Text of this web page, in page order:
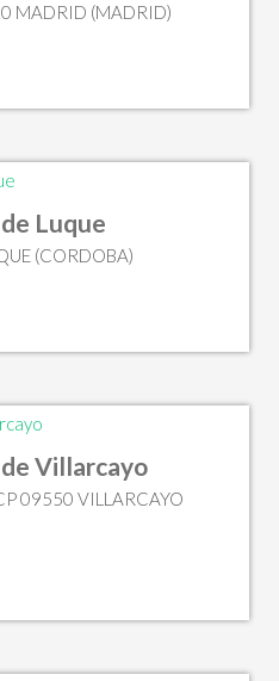
MADRID (MADRID)
Luque
(CORDOBA)
Villarcayo
09550 VILLARCAYO